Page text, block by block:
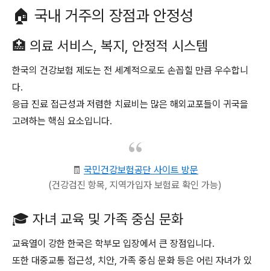
🏠 국내 거주의 장점과 안정성
🏥 의료 서비스, 복지, 안정적 시스템
한국의 건강보험 제도는 전 세계적으로도 손꼽힐 만큼 우수합니
다.
응급 진료 접근성과 저렴한 치료비는 많은 해외교포들이 귀국을
고려하는 핵심 요소입니다.
🧾 국민건강보험공단 사이트 방문
(건강검진 항목, 지역가입자 보험료 확인 가능)
🎓 자녀 교육 및 가족 중심 문화
교육열이 강한 한국은 학부모 입장에서 큰 장점입니다.
또한 대중교통 접근성, 치안, 가족 중심 문화 등은 어린 자녀가 있